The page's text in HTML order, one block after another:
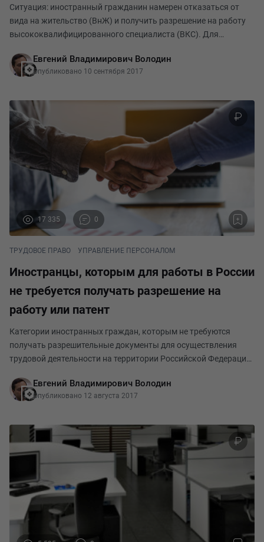
Ситуация: иностранный гражданин намерен отказаться от
вида на жительство (ВнЖ) и получить разрешение на работу
высококвалифицированного специалиста (ВКС). Для
против: ​положительные аспекты статуса пост
Евгений Владимирович Володин
Опубликовано 10 сентября 2017
17 335 0
ТРУДОВОЕ ПРАВО УПРАВЛЕНИЕ ПЕРСОНАЛОМ
Иностранцы, которым для работы в России
не требуется получать разрешение на
работу или патент
Категории иностранных граждан, которым не требуются
получать разрешительные документы для осуществления
трудовой деятельности на территории Российской Федерации
правовом положении иностранных граждан.
Евгений Владимирович Володин
Опубликовано 12 августа 2017